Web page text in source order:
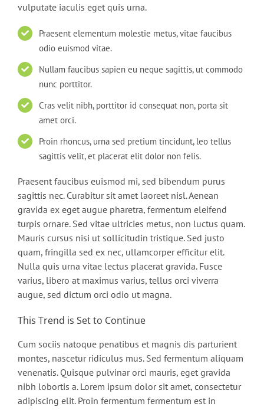
vulputate iaculis eget quis urna.
Praesent elementum molestie metus, vitae faucibus
odio euismod vitae.
Nullam faucibus sapien eu neque sagittis, ut commodo
nunc porttitor.
Cras velit nibh, porttitor id consequat non, porta sit
amet orci.
Proin rhoncus, urna sed pretium tincidunt, leo tellus
sagittis velit, et placerat elit dolor non felis.
Praesent faucibus euismod mi, sed bibendum purus
sagittis nec. Curabitur sit amet laoreet nisl. Aenean
gravida ex eget augue pharetra, fermentum eleifend
turpis ornare. Sed vitae ultricies metus, non luctus quam.
Mauris cursus nisi ut sollicitudin tristique. Sed justo
quam, fringilla sed ex nec, ullamcorper efficitur elit.
Nulla quis urna vitae lectus placerat gravida. Fusce
varius, libero at maximus varius, tellus orci viverra
augue, sed dictum orci odio ut magna.
This Trend is Set to Continue
Cum sociis natoque penatibus et magnis dis parturient
montes, nascetur ridiculus mus. Sed fermentum aliquam
venenatis. Quisque pulvinar orci mauris, eget gravida
nibh lobortis a. Lorem ipsum dolor sit amet, consectetur
adipiscing elit. Proin fermentum fermentum est in